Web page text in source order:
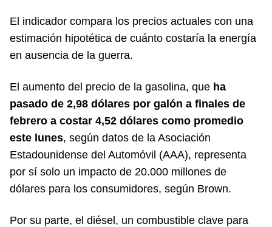
El indicador compara los precios actuales con una
estimación hipotética de cuánto costaría la energía
en ausencia de la guerra.
El aumento del precio de la gasolina, que ha
pasado de 2,98 dólares por galón a finales de
febrero a costar 4,52 dólares como promedio
este lunes, según datos de la Asociación
Estadounidense del Automóvil (AAA), representa
por sí solo un impacto de 20.000 millones de
dólares para los consumidores, según Brown.
Por su parte, el diésel, un combustible clave para